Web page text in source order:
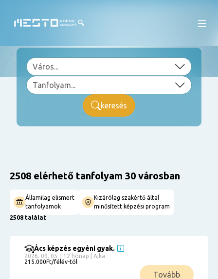
keresés
2508 elérhető tanfolyam 30 városban
Államilag elismert
tanfolyamok
Kizárólag szakértő által
minősített képzési program
2508 találat
Ács képzés egyéni gyak.
2026. 09. 05. | 12 hónap | Ajka
215.000Ft/félév-tól
Tovább